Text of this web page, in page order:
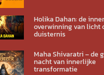
Holika Dahan: de
overwinning van licht
duisternis
Maha Shivaratri – de
nacht van innerlijke
transformatie